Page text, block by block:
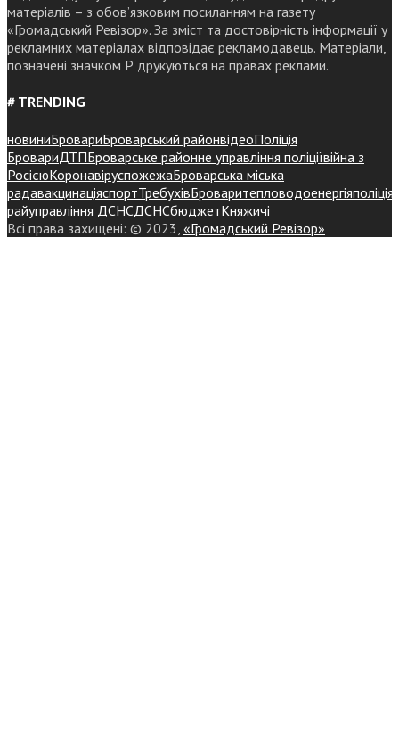
матеріалів – з обов’язковим посиланням на газету
«Громадський Ревізор». За зміст та достовірність інформації у
рекламних матеріалах відповідає рекламодавець. Матеріали,
позначені значком Р друкуються на правах реклами.
# TRENDING
новиниБровариБроварський районвідеоПоліція
БровариДТПБроварське районне управління поліціївійна з
РосієюКоронавіруспожежаБроварська міська
радавакцинаціяспортТребухівБроваритепловодоенергіяполіція
райуправління ДСНСДСНСбюджетКняжичі
Всі права захищені: © 2023, «Громадський Ревізор»